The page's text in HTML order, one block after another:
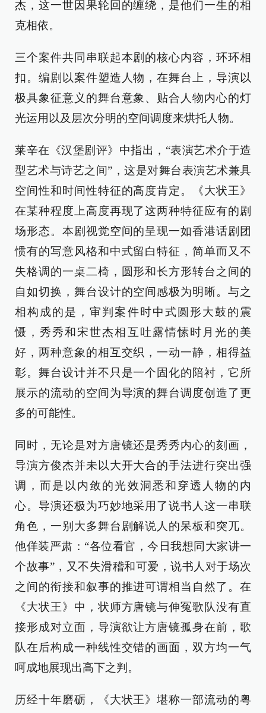
杰，这一世因果轮回的缠绕，是他们一生的相
克相依。
三个案件共同串联起本剧的核心内容，环环相
扣。编剧以案件塑造人物，在舞台上，导演以
极具象征意义的舞台意象、贴合人物内心的灯
光运用以及层次分明的空间调度来烘托人物。
莱辛在《汉堡剧评》中指出，“表演艺术介于造
型艺术与诗艺之间”，这是对舞台表演艺术兼具
空间性和时间性特征的高度肯定。《大状王》
在某种程度上高度再现了这两种特征应有的剧
场形态。本剧视觉空间的呈现一如香港话剧团
惯有的写意风格和中式留白特征，简单而又不
失格调的一桌二椅，圆形和长方形转台之间的
自如切换，舞台设计的空间感极为明晰。与之
相构成的是，审判案件时中式圆形大鼓的震
慑，秀秀和宋世杰相互吐露情愫时月光的美
好，两种意象的相互交织，一动一静，相得益
彰。舞台设计并不只是一个固化的陪衬，它所
展示的流动的空间为导演的舞台调度创造了更
多的可能性。
同时，无论是对方唐镜还是秀秀内心的刻画，
导演方俊杰并未以大开大合的手法进行突出强
调，而是以内敛的光效洞悉和穿透人物的内
心。导演还极为巧妙地采用了说书人这一串联
角色，一别大多舞台剧解说人的呆板和突兀。
他佯装严肃：“各位看官，今日我想同大家讲一
个故事”，又不失滑稽和可爱，说书人对于场次
之间的衔接和叙事的推进可谓相当自然了。在
《大状王》中，状师方唐镜与伸冤歌队没有直
接形成对立面，导演欲让方唐镜孤身在前，歌
队在后构成一种线性交错的画面，双方均一气
呵成地展现出高下之判。
历经十年磨砺，《大状王》堪称一部流动的粤